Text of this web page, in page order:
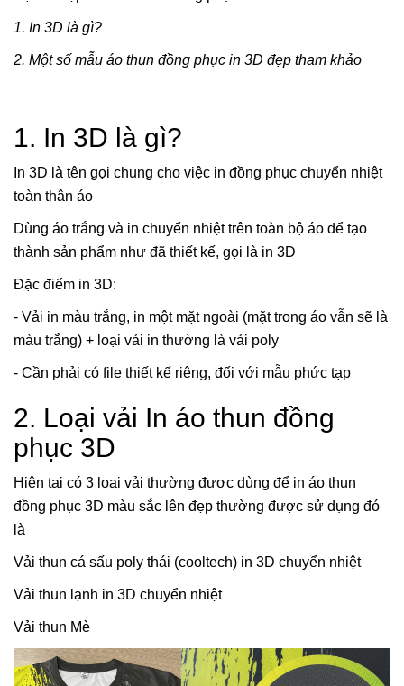
1. In 3D là gì?
2. Một số mẫu áo thun đồng phục in 3D đẹp tham khảo
1. In 3D là gì?
In 3D là tên gọi chung cho việc in đồng phục chuyển nhiệt
toàn thân áo
Dùng áo trắng và in chuyển nhiệt trên toàn bộ áo để tạo
thành sản phẩm như đã thiết kế, gọi là in 3D
Đặc điểm in 3D:
- Vải in màu trắng, in một mặt ngoài (mặt trong áo vẫn sẽ là
màu trắng) + loại vải in thường là vải poly
- Cần phải có file thiết kế riêng, đối với mẫu phức tạp
2. Loại vải In áo thun đồng
phục 3D
Hiện tại có 3 loại vải thường được dùng để in áo thun
đồng phục 3D màu sắc lên đẹp thường được sử dụng đó
là
Vải thun cá sấu poly thái (cooltech) in 3D chuyển nhiệt
Vải thun lạnh in 3D chuyển nhiệt
Vải thun Mè